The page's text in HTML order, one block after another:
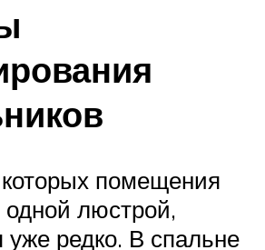
помещения
люстрой,
уже редко. В спальне